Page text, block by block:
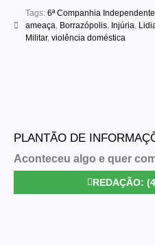
Tags: 6ª Companhia
ameaça, Borrazópolis, Injúria,
Militar, violência doméstica
PLANTÃO DE
Aconteceu algo e quer
REDAÇÃO: